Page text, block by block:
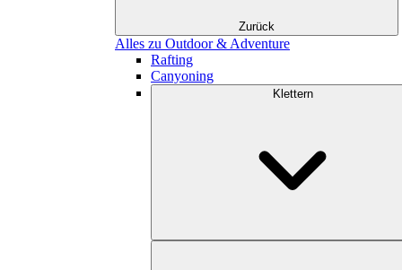
Zurück
Alles zu Outdoor & Adventure
Rafting
Canyoning
Klettern